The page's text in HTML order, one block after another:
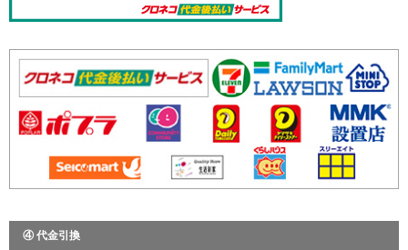
④ 代金引換